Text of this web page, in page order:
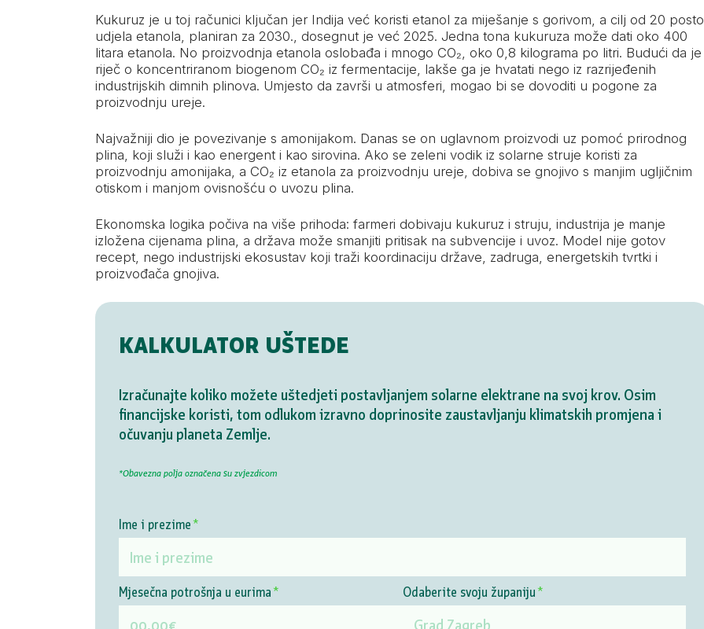
Kukuruz je u toj računici ključan jer Indija već koristi etanol za miješanje s gorivom, a cilj od 20 posto
udjela etanola, planiran za 2030., dosegnut je već 2025. Jedna tona kukuruza može dati oko 400
litara etanola. No proizvodnja etanola oslobađa i mnogo CO₂, oko 0,8 kilograma po litri. Budući da je
riječ o koncentriranom biogenom CO₂ iz fermentacije, lakše ga je hvatati nego iz razrijeđenih
industrijskih dimnih plinova. Umjesto da završi u atmosferi, mogao bi se dovoditi u pogone za
proizvodnju ureje.
Najvažniji dio je povezivanje s amonijakom. Danas se on uglavnom proizvodi uz pomoć prirodnog
plina, koji služi i kao energent i kao sirovina. Ako se zeleni vodik iz solarne struje koristi za
proizvodnju amonijaka, a CO₂ iz etanola za proizvodnju ureje, dobiva se gnojivo s manjim ugljičnim
otiskom i manjom ovisnošću o uvozu plina.
Ekonomska logika počiva na više prihoda: farmeri dobivaju kukuruz i struju, industrija je manje
izložena cijenama plina, a država može smanjiti pritisak na subvencije i uvoz. Model nije gotov
recept, nego industrijski ekosustav koji traži koordinaciju države, zadruga, energetskih tvrtki i
proizvođača gnojiva.